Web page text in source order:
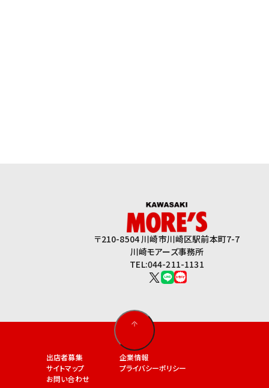
〒210-8504 川崎市川崎区駅前本町7-7
川崎モアーズ事務所
TEL:044-211-1131
出店者募集
企業情報
サイトマップ
プライバシーポリシー
お問い合わせ